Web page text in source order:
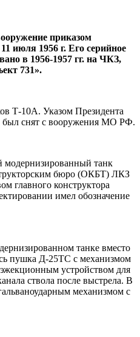
приказом
июля 1956 г. Его серийное
в 1956-1957 гг. на ЧКЗ,
731».
Т-10А. Указом Президента
был снят с вооружения MO РФ.
модернизированный танк
бюро (ОКБТ) ЛКЗ
главного конструктора
имел обозначение
танке вместо
пушка Д-25ТС с механизмом
устройством для
ствола после выстрела. В
механизмом с